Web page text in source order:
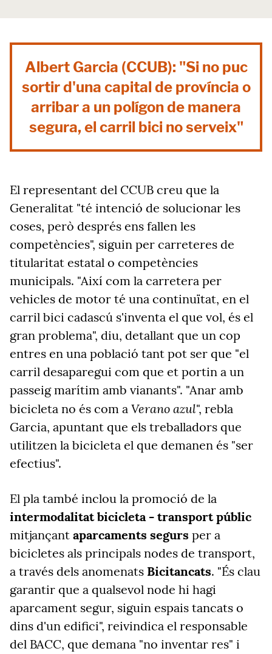
Albert Garcia (CCUB): "Si no puc
sortir d'una capital de província o
arribar a un polígon de manera
segura, el carril bici no serveix"
El representant del CCUB creu que la
Generalitat "té intenció de solucionar les
coses, però després ens fallen les
competències", siguin per carreteres de
titularitat estatal o competències
municipals. "Així com la carretera per
vehicles de motor té una continuïtat, en el
carril bici cadascú s'inventa el que vol, és el
gran problema", diu, detallant que un cop
entres en una població tant pot ser que "el
carril desaparegui com que et portin a un
passeig marítim amb vianants". "Anar amb
bicicleta no és com a Verano azul", rebla
Garcia, apuntant que els treballadors que
utilitzen la bicicleta el que demanen és "ser
efectius".
El pla també inclou la promoció de la
intermodalitat bicicleta - transport públic
mitjançant aparcaments segurs per a
bicicletes als principals nodes de transport,
a través dels anomenats Bicitancats. "És clau
garantir que a qualsevol node hi hagi
aparcament segur, siguin espais tancats o
dins d'un edifici", reivindica el responsable
del BACC, que demana "no inventar res" i